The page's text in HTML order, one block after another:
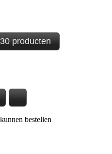
30 producten
bestellen